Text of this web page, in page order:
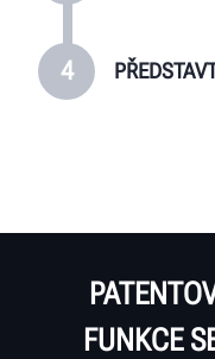
4
FUNKCE